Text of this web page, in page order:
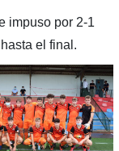
impuso por 2-1
el final.